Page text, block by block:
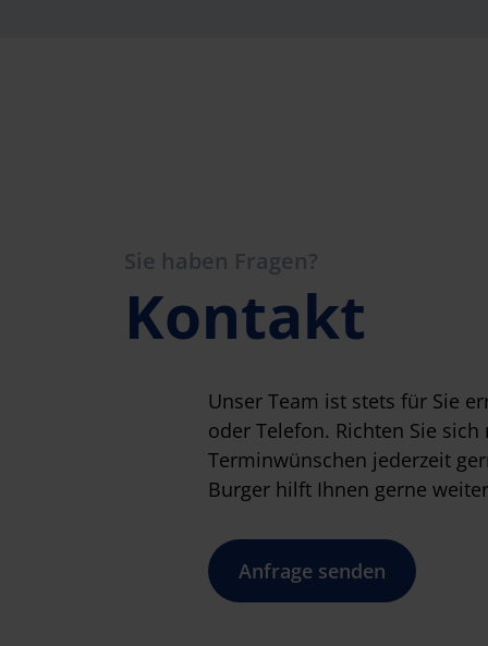
Sie haben Fragen?
Kontakt
Unser Team ist stets für Sie
oder Telefon. Richten Sie
Terminwünschen jederzeit
Burger hilft Ihnen gerne
Anfrage senden